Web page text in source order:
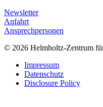
Newsletter
Anfahrt
Ansprechpersonen
© 2026 Helmholtz-Zentrum
Impressum
Datenschutz
Disclosure Policy